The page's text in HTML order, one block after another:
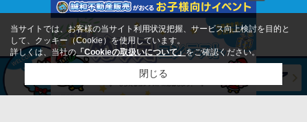
当サイトでは、お客様の当サイト利用状況把握、サービス向上検討を目的と
して、クッキー（Cookie）を使用しています。
詳しくは、当社の「Cookieの取扱いについて」をご確認ください。
閉じる